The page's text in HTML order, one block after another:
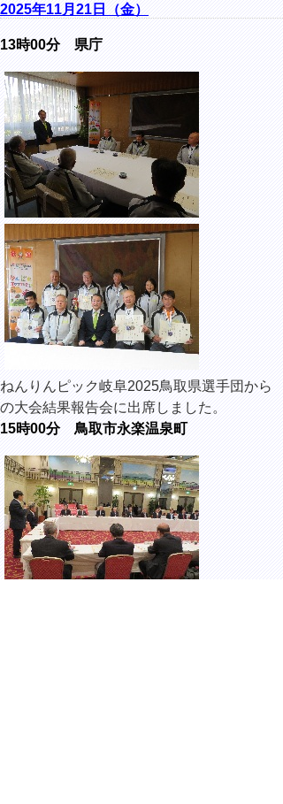
2025年11月21日（金）
13時00分 県庁
ねんりんピック岐阜2025鳥取県選手団から
の大会結果報告会に出席しました。
15時00分 鳥取市永楽温泉町